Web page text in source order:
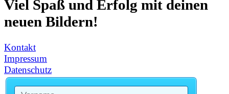
Viel Spaß und Erfolg mit deinen
neuen Bildern!
Kontakt
Impressum
Datenschutz